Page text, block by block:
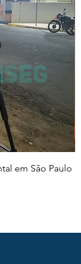
em São Paulo